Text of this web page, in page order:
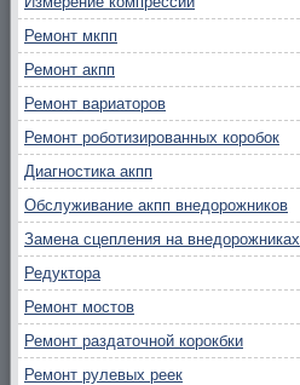
Ремонт мкпп
Ремонт акпп
Ремонт вариаторов
Ремонт роботизированных коробок
Диагностика акпп
Обслуживание акпп внедорожников
Замена сцепления на внедорожниках
Редуктора
Ремонт мостов
Ремонт раздаточной корокбки
Ремонт рулевых реек